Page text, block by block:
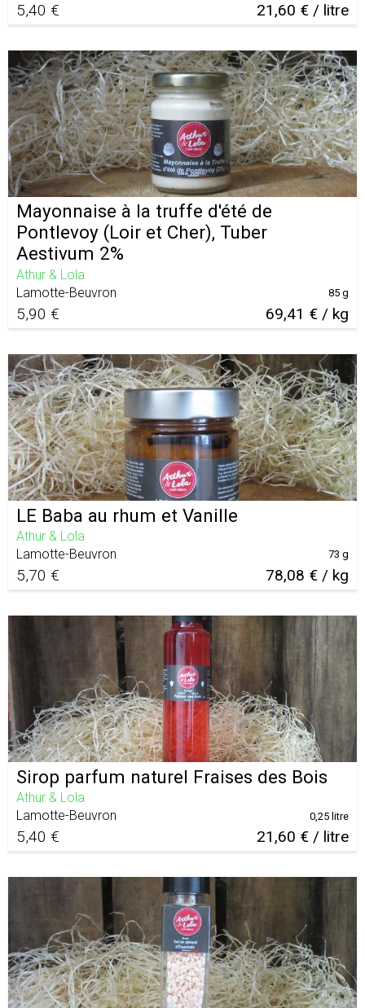
5,40 € 21,60 € / litre
Mayonnaise à la truffe d'été de
Pontlevoy (Loir et Cher), Tuber
Aestivum 2%
Athur & Lola
Lamotte-Beuvron
5,90 € 69,41 € / kg
85 g
LE Baba au rhum et Vanille
Athur & Lola
Lamotte-Beuvron
5,70 € 78,08 € / kg
73 g
Sirop parfum naturel Fraises des Bois
Athur & Lola
Lamotte-Beuvron
5,40 € 21,60 € / litre
0,25 litre